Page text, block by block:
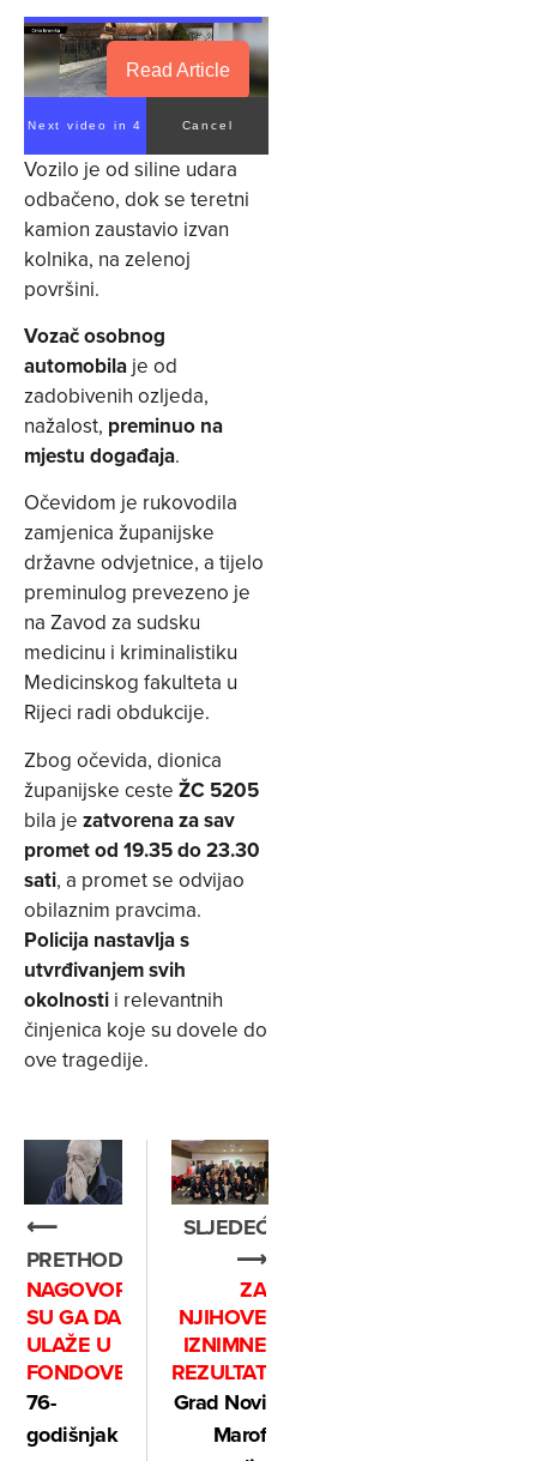
Read Article
Next video in 4 Cancel
Vozilo je od siline udara
odbačeno, dok se teretni
kamion zaustavio izvan
kolnika, na zelenoj
površini.
Vozač osobnog
automobila je od
zadobivenih ozljeda,
nažalost, preminuo na
mjestu događaja.
Očevidom je rukovodila
zamjenica županijske
državne odvjetnice, a tijelo
preminulog prevezeno je
na Zavod za sudsku
medicinu i kriminalistiku
Medicinskog fakulteta u
Rijeci radi obdukcije.
Zbog očevida, dionica
županijske ceste ŽC 5205
bila je zatvorena za sav
prometod 19.35 do 23.30
sati, a promet se odvijao
obilaznim pravcima.
Policija nastavlja s
utvrđivanjem svih
okolnosti i relevantnih
činjenica koje su dovele do
ove tragedije.
⟵
PRETHODNO
NAGOVORILI
SU GA DA
ULAŽE U
FONDOVE
76-
godišnjak
SLJEDEĆE
⟶
ZA
NJIHOVE
IZNIMNE
REZULTATE
Grad Novi
Marof